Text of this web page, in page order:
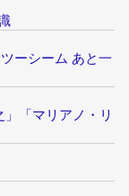
ーシーム あと一
「マリアノ・リ